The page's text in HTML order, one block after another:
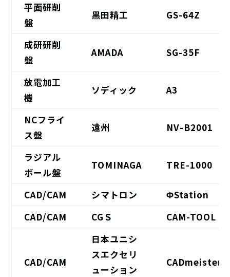
平面研削
盤
黒田精工 GS-64Z
成研研削
盤
AMADA SG-35F
放電加工
機
ソディック A3
NCフライ
ス盤
遠州 NV-B2001
ラジアル
ボール盤
TOMINAGA TRE-1000
CAD/CAM シマトロン
ΦStation
CAD/CAM
CGＳ CAM-TOOL
CAD/CAM
日本ユニシ
スエクセリ
ューション
CADmeister